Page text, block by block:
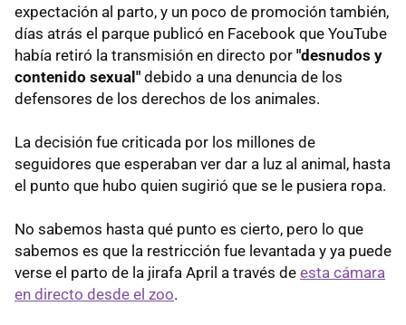
expectación al parto, y un poco de promoción también,
días atrás el parque publicó en Facebook que YouTube
había retiró la transmisión en directo por "desnudos y
contenido sexual" debido a una denuncia de los
defensores de los derechos de los animales.
La decisión fue criticada por los millones de
seguidores que esperaban ver dar a luz al animal, hasta
el punto que hubo quien sugirió que se le pusiera ropa.
No sabemos hasta qué punto es cierto, pero lo que
sabemos es que la restricción fue levantada y ya puede
verse el parto de la jirafa April a través de esta cámara
en directo desde el zoo.